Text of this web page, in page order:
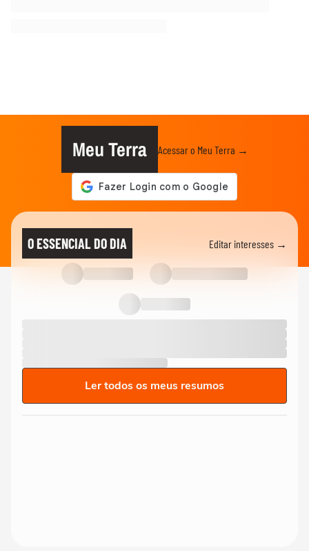
Meu Terra Acessar o Meu Terra →
O ESSENCIAL DO DIA Editar interesses →
Ler todos os meus resumos